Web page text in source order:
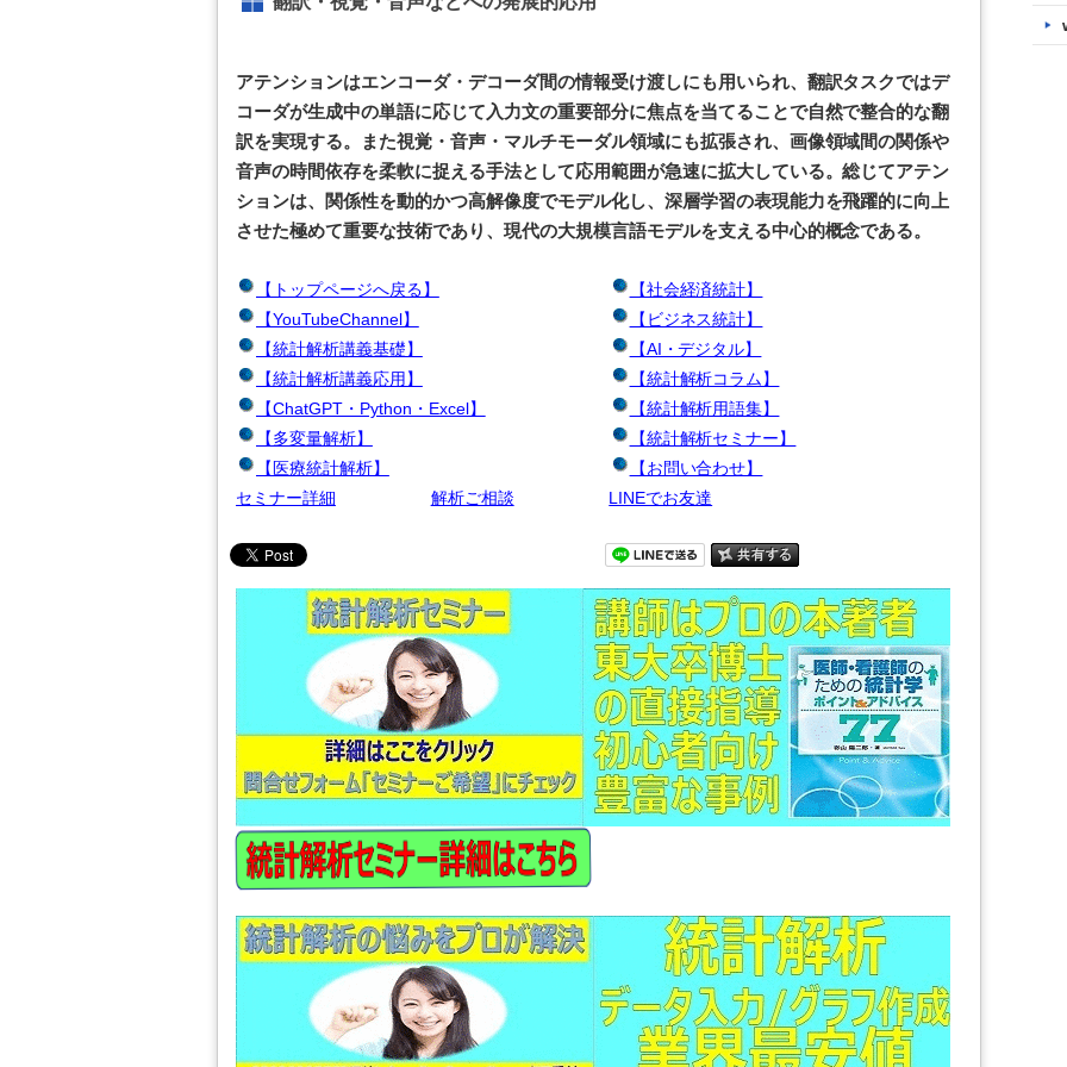
アテンションはエンコーダ・デコーダ間の情報受け渡しにも用いられ、翻訳タスクではデ
コーダが生成中の単語に応じて入力文の重要部分に焦点を当てることで自然で整合的な翻
訳を実現する。また視覚・音声・マルチモーダル領域にも拡張され、画像領域間の関係や
音声の時間依存を柔軟に捉える手法として応用範囲が急速に拡大している。総じてアテン
ションは、関係性を動的かつ高解像度でモデル化し、深層学習の表現能力を飛躍的に向上
させた極めて重要な技術であり、現代の大規模言語モデルを支える中心的概念である。
【トップページへ戻る】
【YouTubeChannel】
【統計解析講義基礎】
【統計解析講義応用】
【ChatGPT・Python・Excel】
【多変量解析】
【医療統計解析】
【社会経済統計】
【ビジネス統計】
【AI・デジタル】
【統計解析コラム】
【統計解析用語集】
【統計解析セミナー】
【お問い合わせ】
セミナー詳細
解析ご相談 LINEでお友達